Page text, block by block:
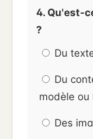
4. Qu'est-
?
Du
Du
modèle ou
Des